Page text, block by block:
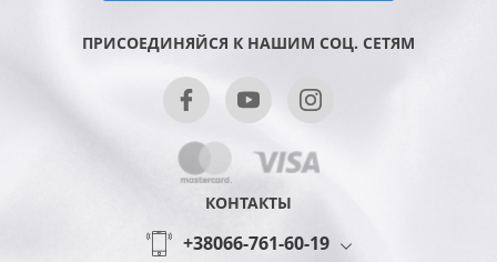
ПРИСОЕДИНЯЙСЯ К НАШИМ СОЦ. СЕТЯМ
КОНТАКТЫ
+38066-761-60-19